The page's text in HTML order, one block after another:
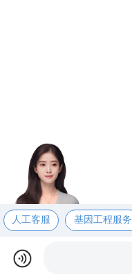
人工客服 基因工程服务